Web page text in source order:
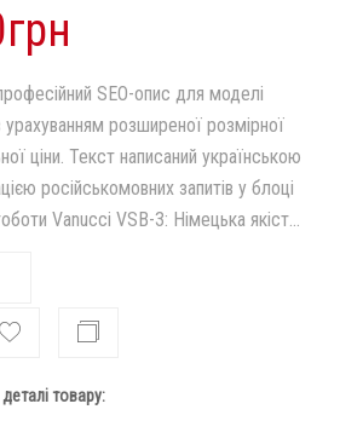
SEO-опис для моделі
розширеної розмірної
ціни. Текст написаний українською
російськомовних запитів у блоці
Vanucci VSB-3: Німецька якіст...
товару: